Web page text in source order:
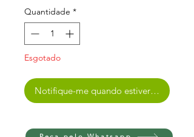
Quantidade *
Esgotado
Notifique-me quando estiver disponível